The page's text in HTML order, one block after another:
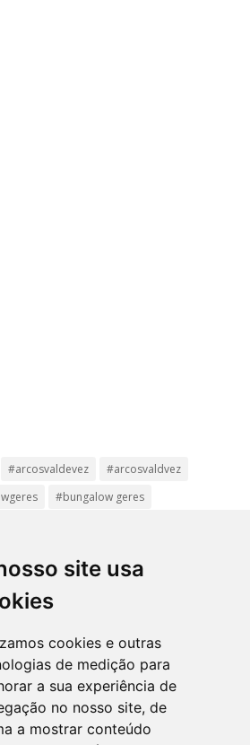
site usa
cookies e outras
de medição para
a sua experiência de
no nosso site, de
a mostrar conteúdo
#arcosvaldevez
#arcosvaldvez
#bungalow geres
#penedageres
#turismorural
#vianadocastelo
Valdevez.
Arcos Valdevez
aventura
Caminhadas e Passeio
Caminho Minhoto Ribeiro